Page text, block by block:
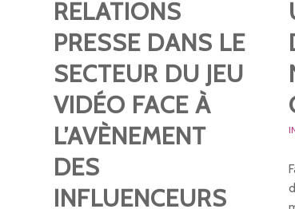
RELATIONS
PRESSE DANS LE
SECTEUR DU JEU
VIDÉO FACE À
L’AVÈNEMENT
DES
INFLUENCEURS